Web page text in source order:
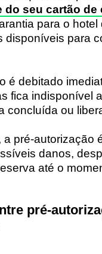
do seu cartão de
para o hotel
disponíveis para
é debitado
fica indisponível
concluída ou
a pré-autorização
danos,
até o
pré-